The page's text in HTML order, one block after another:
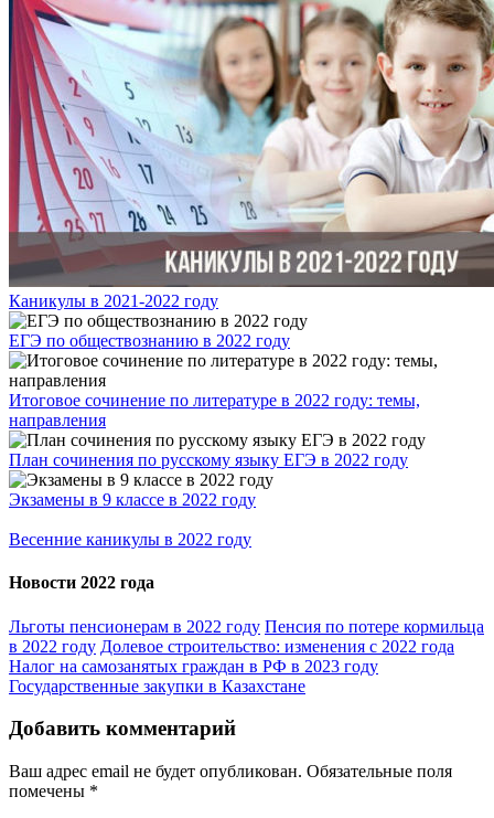
Каникулы в 2021-2022 году
ЕГЭ по обществознанию в 2022 году
Итоговое сочинение по литературе в 2022 году: темы,
направления
План сочинения по русскому языку ЕГЭ в 2022 году
Экзамены в 9 классе в 2022 году
Весенние каникулы в 2022 году
Новости 2022 года
Льготы пенсионерам в 2022 году Пенсия по потере кормильца
в 2022 году Долевое строительство: изменения с 2022 года
Налог на самозанятых граждан в РФ в 2023 году
Государственные закупки в Казахстане
Добавить комментарий
Ваш адрес email не будет опубликован. Обязательные поля
помечены *